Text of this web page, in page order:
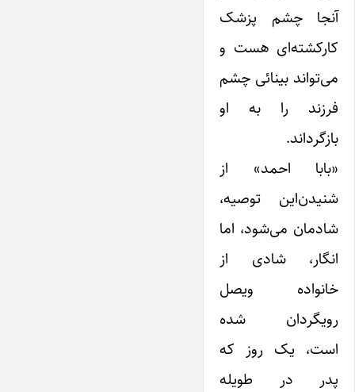
آنجا چشم پزشک
کارکشته‌ای هست و
می‌تواند بینائی چشم
فرزند را به او
بازگرداند.
«بابا احمد» از
شنیدن‌این توصیه،
شادمان می‌شود، اما
انگار، شادی از
خانواده ویصل
رویگردان شده
است، یک روز که
پدر در طویله